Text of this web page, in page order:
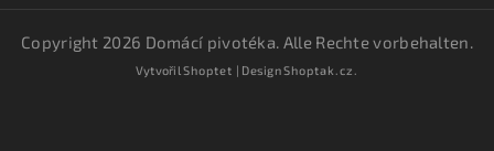
Copyright 2026 Domácí pivotéka. Alle Rechte vorbehalten.
VytvořilShoptet | DesignShoptak.cz.